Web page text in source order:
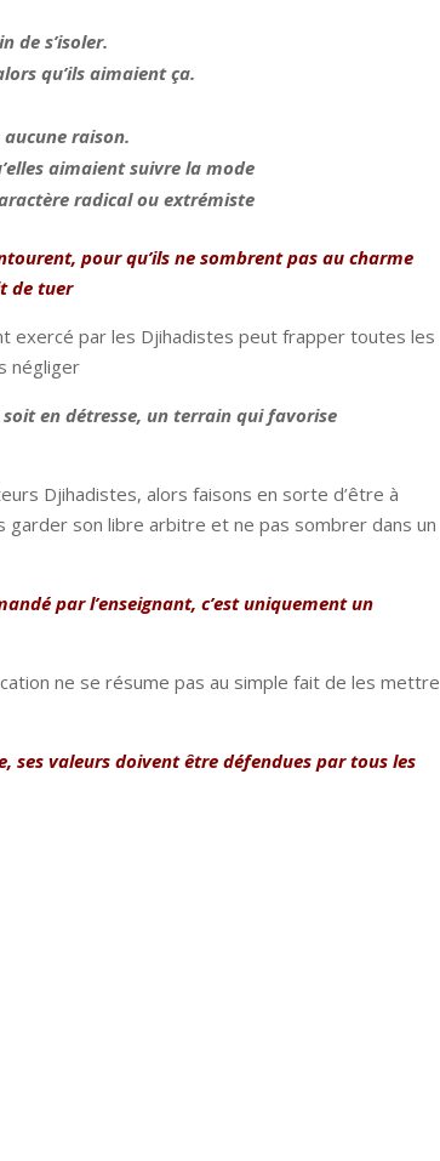
de s’isoler.
qu’ils aimaient ça.
raison.
aimaient suivre la mode
radical ou extrémiste
pour qu’ils ne sombrent pas au charme
de tuer
exercé par les Djihadistes peut frapper toutes les
négliger
en détresse, un terrain qui favorise
Djihadistes, alors faisons en sorte d’être à
garder son libre arbitre et ne pas sombrer dans un
par l’enseignant, c’est uniquement un
ne se résume pas au simple fait de les mettre
ses valeurs doivent être défendues par tous les